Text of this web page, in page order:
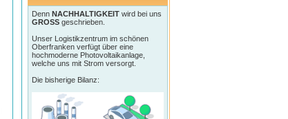
DennNACHHALTIGKEIT wird bei uns
GROSS geschrieben.
Unser Logistikzentrum im schönen
Oberfranken verfügt über eine
hochmoderne Photovoltaikanlage,
welche uns mit Strom versorgt.
Die bisherige Bilanz: